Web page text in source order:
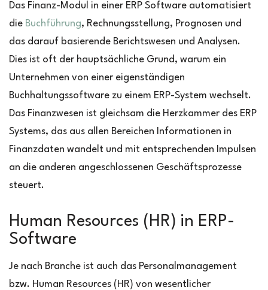
Das Finanz-Modul in einer ERP Software automatisiert
die Buchführung, Rechnungsstellung, Prognosen und
das darauf basierende Berichtswesen und Analysen.
Dies ist oft der hauptsächliche Grund, warum ein
Unternehmen von einer eigenständigen
Buchhaltungssoftware zu einem ERP-System wechselt.
Das Finanzwesen ist gleichsam die Herzkammer des ERP
Systems, das aus allen Bereichen Informationen in
Finanzdaten wandelt und mit entsprechenden Impulsen
an die anderen angeschlossenen Geschäftsprozesse
steuert.
Human Resources (HR) in ERP-
Software
Je nach Branche ist auch das Personalmanagement
bzw. Human Resources (HR) von wesentlicher